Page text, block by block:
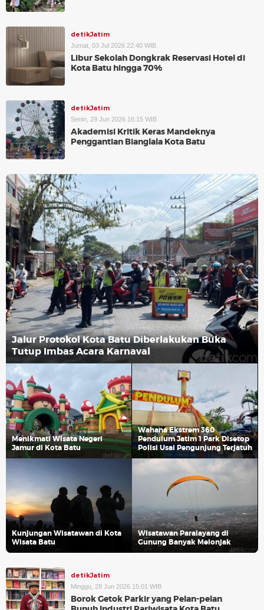
detikJatim
Jumat, 03 Jul 2026 22:40 WIB
Libur Sekolah Dongkrak Reservasi Hotel di
Kota Batu hingga 70%
detikJatim
Senin, 29 Jun 2026 16:15 WIB
Akademisi Kritik Keras Mandeknya
Penggantian Bianglala Kota Batu
Jalur Protokol Kota Batu Diberlakukan Buka
Tutup Imbas Acara Karnaval
Menikmati Wisata Negeri
Jamur di Kota Batu
Wahana Ekstrem 360
Pendulum Jatim 1 Park Disetop
Polisi Usai Pengunjung Terjatuh
Kunjungan Wisatawan di Kota
Wisata Batu
Wisatawan Paralayang di
Gunung Banyak Melonjak
detikJatim
Minggu, 28 Jun 2026 15:01 WIB
Borok Getok Parkir yang Pelan-pelan